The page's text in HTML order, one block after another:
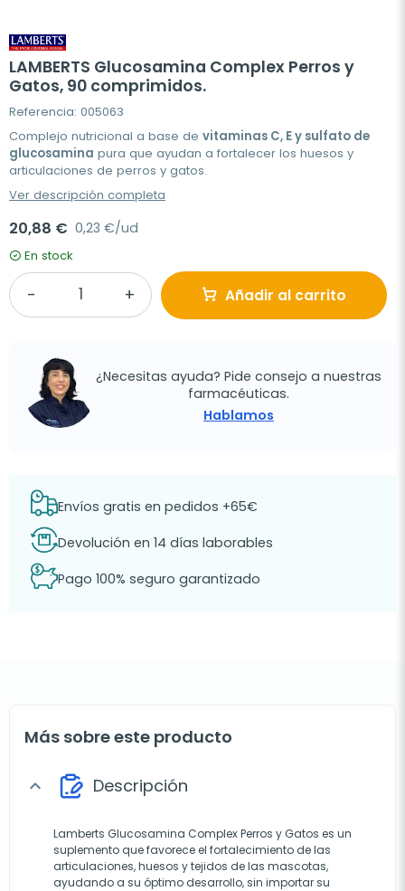
LAMBERTS Glucosamina Complex Perros y
Gatos, 90 comprimidos.
Referencia: 005063
Complejo nutricional a base de vitaminas C, E y sulfato de
glucosamina pura que ayudan a fortalecer los huesos y
articulaciones de perros y gatos.
Ver descripción completa
20,88 € 0,23 €/ud
En stock
Añadir al carrito
¿Necesitas ayuda? Pide consejo a nuestras
farmacéuticas.
Hablamos
Envíos gratis en pedidos +65€
Devolución en 14 días laborables
Pago 100% seguro garantizado
Más sobre este producto
expand_more Descripción
Lamberts Glucosamina Complex Perros y Gatos es un
suplemento que favorece el fortalecimiento de las
articulaciones, huesos y tejidos de las mascotas,
ayudando a su óptimo desarrollo, sin importar su